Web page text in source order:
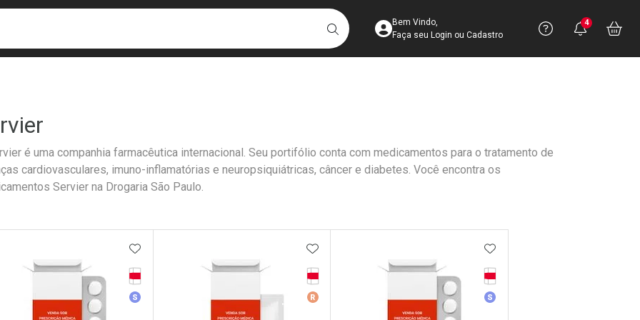
BUSCARAcesse sua Conta
Bem Vindo,
Faça seu Login ou Cadastro
Precisa
Ver Recursos
Você
4
é uma companhia farmacêutica internacional. Seu portifólio conta com medicamentos para o tratamento de
cardiovasculares, imuno-inflamatórias e neuropsiquiátricas, câncer e diabetes. Você encontra os
Servier na Drogaria São Paulo.
Tarja Vermelha
Medicamento Similar
ADICIONAR AOS FAVORITOS
Tarja Vermelha
Medicamento De Referência
ADICIONAR AOS FAVORITOS
Tarja Vermelha
Medicamento Similar
ADICIONAR AOS